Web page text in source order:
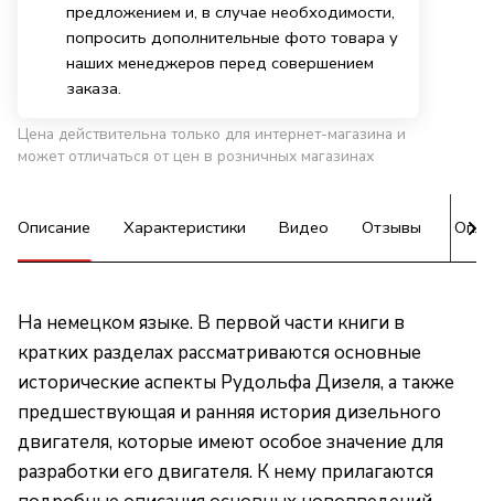
предложением и, в случае необходимости,
попросить дополнительные фото товара у
наших менеджеров перед совершением
заказа.
Цена действительна только для интернет-магазина и
может отличаться от цен в розничных магазинах
Описание Характеристики Видео Отзывы
На немецком языке. В первой части книги в
кратких разделах рассматриваются основные
исторические аспекты Рудольфа Дизеля, а также
предшествующая и ранняя история дизельного
двигателя, которые имеют особое значение для
разработки его двигателя. К нему прилагаются